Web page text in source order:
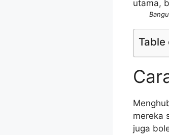
Table
mereka
juga